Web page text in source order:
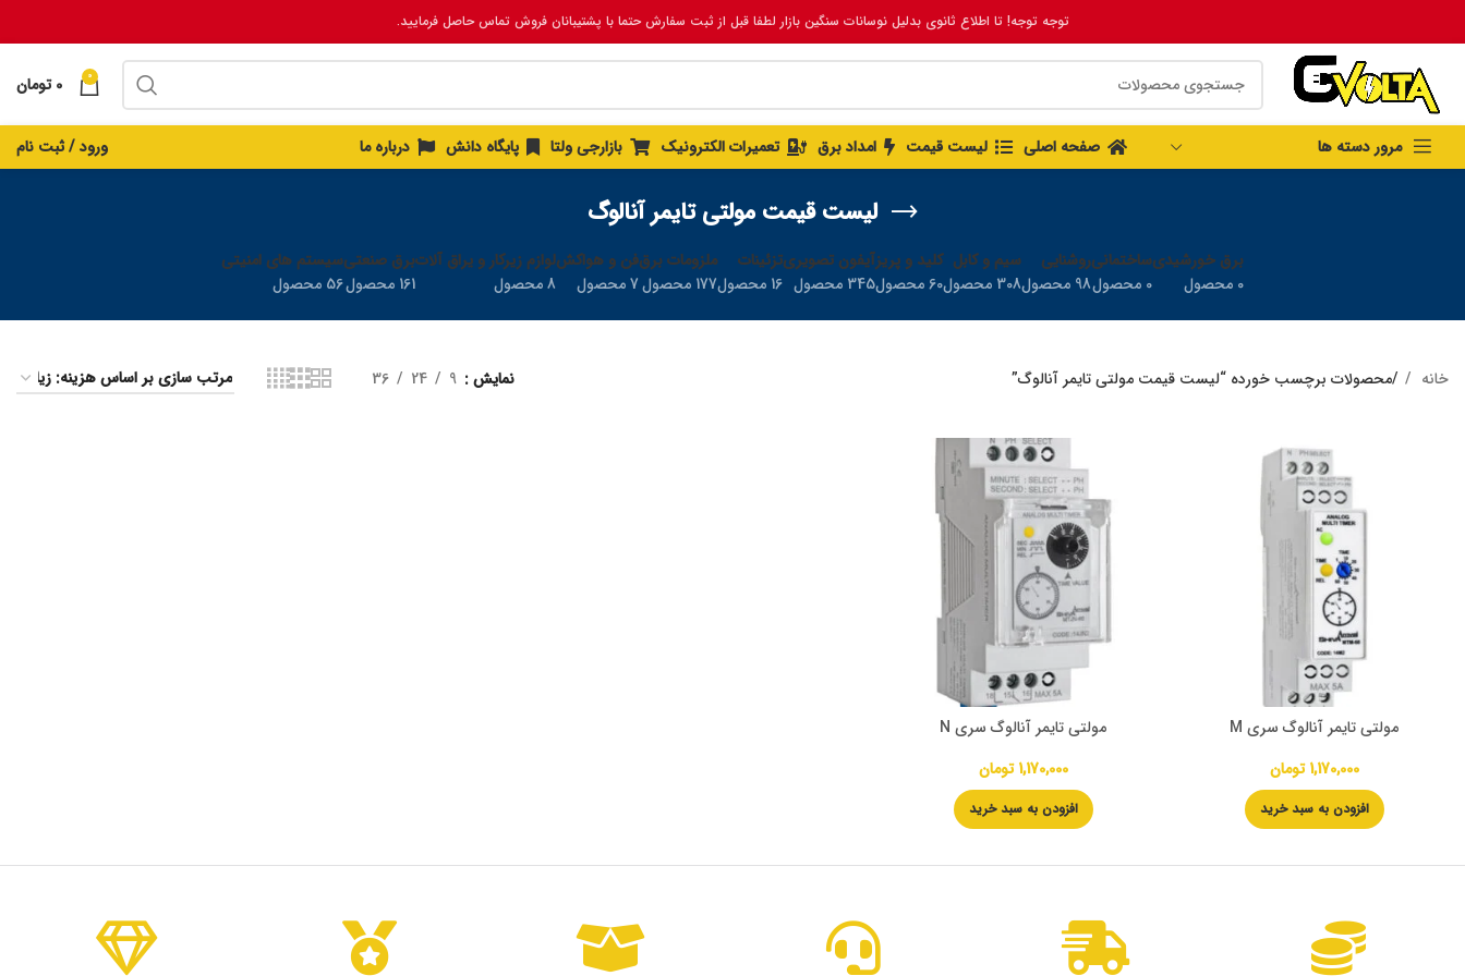
توجه توجه! تا اطلاع ثانوی بدلیل نوسانات سنگین بازار لطفا قبل از ثبت سفارش حتما با پشتیبانان فروش تماس حاصل فرمایید.
0
0 تومان
مرور دسته ها صفحه اصلی لیست قیمت امداد برق تعمیرات الکترونیک بازارجی ولتا پایگاه دانش درباره ما ورود / ثبت نام
لیست قیمت مولتی تایمر آنالوگ
برق خورشیدی
0 محصول
ساختمانی
0 محصول
روشنایی
98 محصول
سیم و کابل
308 محصول
کلید و پریز
60 محصول
آیفون تصویری
345 محصول
تزئینات
16 محصول
ملزومات برق
177 محصول
فن و هواکش
7 محصول
لوازم زیرکار و یراق آلات
8 محصول
برق صنعتی
161 محصول
سیستم های امنیتی
56 محصول
خانه محصولات برچسب خورده “لیست قیمت مولتی تایمر آنالوگ” نمایش 9
24
36
مولتی تایمر آنالوگ سری M
1,170,000 تومان
افزودن به سبد خرید
مولتی تایمر آنالوگ سری N
1,170,000 تومان
افزودن به سبد خرید